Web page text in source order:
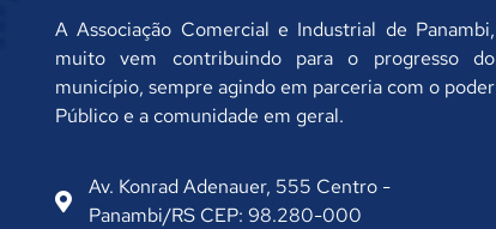
A Associação Comercial e Industrial de Panambi,
muito vem contribuindo para o progresso do
município, sempre agindo em parceria com o poder
Público e a comunidade em geral.
Av. Konrad Adenauer, 555 Centro -
Panambi/RS CEP: 98.280-000